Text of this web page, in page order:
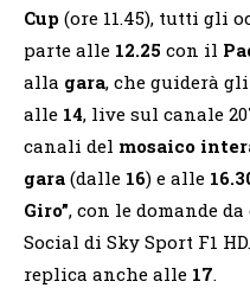
Cup (ore 11.45), tutti gli
parte alle 12.25 con il
alla gara, che guiderà
alle 14, live sul canale
canali del mosaico
gara (dalle 16) e alle
Giro”, con le domande
Social di Sky Sport F1
replica anche alle 17.